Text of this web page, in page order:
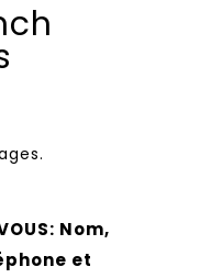
Nom,
et